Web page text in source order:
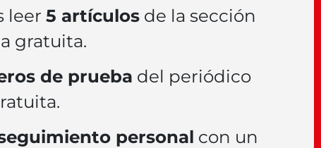
leer 5 artículosde la sección
gratuita.
de prueba del periódico
personal con un